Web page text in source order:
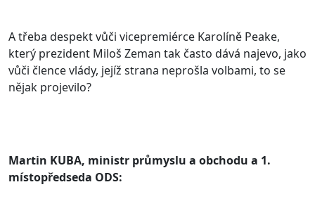
A třeba despekt vůči vicepremiérce Karolíně Peake,
který prezident Miloš Zeman tak často dává najevo, jako
vůči člence vlády, jejíž strana neprošla volbami, to se
nějak projevilo?
Martin KUBA, ministr průmyslu a obchodu a 1.
místopředseda ODS: